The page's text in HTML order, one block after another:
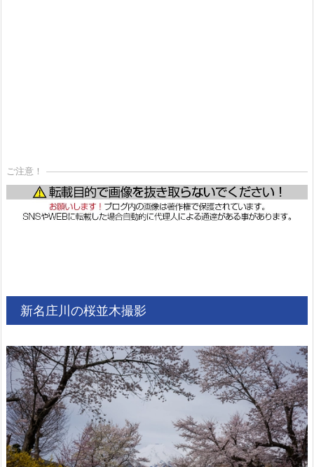
ご注意！
新名庄川の桜並木撮影